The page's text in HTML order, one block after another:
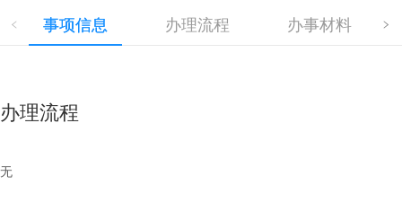
事项信息 办理流程 办事材料
办理流程
无